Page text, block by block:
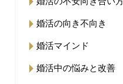
婚活の向き不向き
婚活マインド
婚活中の悩みと改善